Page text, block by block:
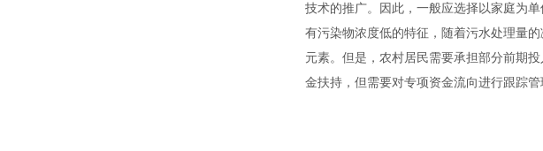
技术的推广。因此，一般应选择以家庭为
有污染物浓度低的特征，随着污水处理量
元素。但是，农村居民需要承担部分前期
金扶持，但需要对专项资金流向进行跟踪管